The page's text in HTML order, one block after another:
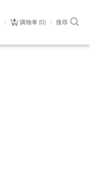
購物車 0 搜尋